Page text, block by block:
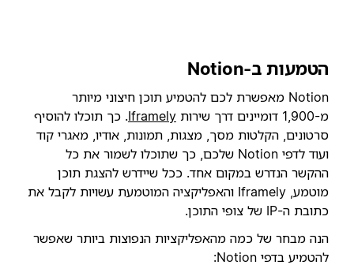
הטמעות ב-Notion
Notion מאפשרת לכם להטמיע תוכן חיצוני מיותר
מ-1,900 דומיינים דרך שירות
Iframely. כך תוכלו להוסיף
סרטונים, הקלטות מסך, מצגות, תמונות, אודיו, מאגרי קוד
ועוד לדפי Notion שלכם, כך שתוכלו לשמור את כל
ההקשר הנדרש במקום אחד. ככל שיידרש להצגת תוכן
מוטמע, Iframely והאפליקציה המוטמעת עשויות לקבל את
כתובת ה-IP של צופי התוכן.
הנה מבחר של כמה מהאפליקציות הנפוצות ביותר שאפשר
להטמיע בדפי Notion: